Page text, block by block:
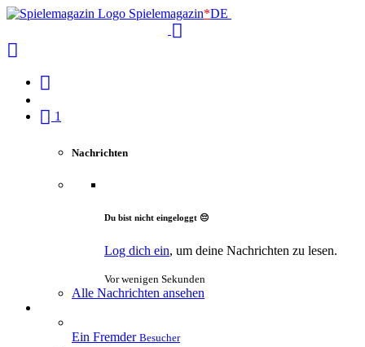
Spielemagazin*DE
1
Nachrichten
Du bist nicht eingeloggt 😔
Log dich ein, um deine Nachrichten zu lesen.
Vor wenigen Sekunden
Alle Nachrichten ansehen
Ein Fremder Besucher